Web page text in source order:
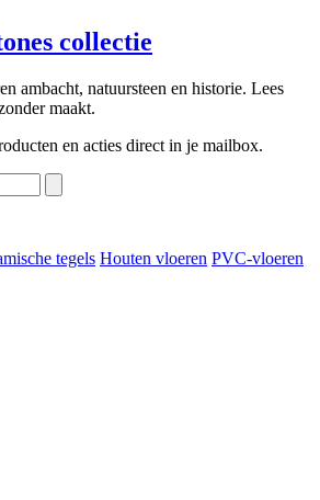
collectie
ambacht, natuursteen en historie. Lees
maakt.
en acties direct in je mailbox.
tegels Houten vloeren PVC-vloeren